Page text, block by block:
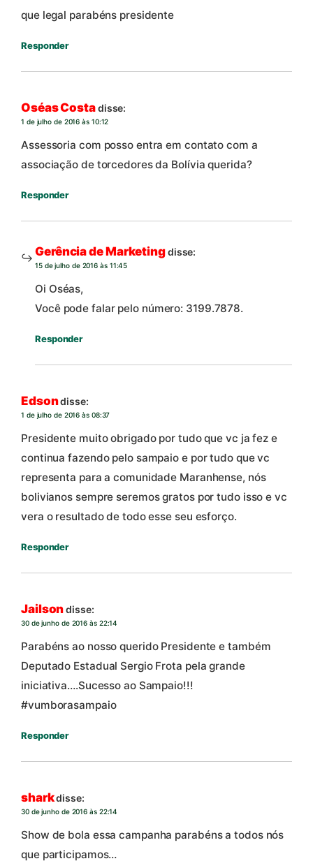
que legal parabéns presidente
Responder
Oséas Costadisse:
1 de julho de 2016 às 10:12
Assessoria com posso entra em contato com a
associação de torcedores da Bolívia querida?
Responder
Gerência de Marketingdisse:
15 de julho de 2016 às 11:45
Oi Oséas,
Você pode falar pelo número: 3199.7878.
Responder
Edsondisse:
1 de julho de 2016 às 08:37
Presidente muito obrigado por tudo que vc ja fez e
continua fazendo pelo sampaio e por tudo que vc
representa para a comunidade Maranhense, nós
bolivianos sempre seremos gratos por tudo isso e vc
vera o resultado de todo esse seu esforço.
Responder
Jailsondisse:
30 de junho de 2016 às 22:14
Parabéns ao nosso querido Presidente e também
Deputado Estadual Sergio Frota pela grande
iniciativa….Sucesso ao Sampaio!!!
#vumborasampaio
Responder
sharkdisse:
30 de junho de 2016 às 22:14
Show de bola essa campanha parabéns a todos nós
que participamos…